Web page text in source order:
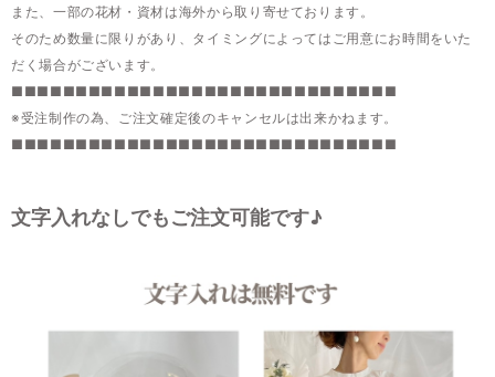
また、一部の花材・資材は海外から取り寄せております。
そのため数量に限りがあり、タイミングによってはご用意にお時間をいた
だく場合がございます。
■■■■■■■■■■■■■■■■■■■■■■■■■■■■■■
※受注制作の為、ご注文確定後のキャンセルは出来かねます。
■■■■■■■■■■■■■■■■■■■■■■■■■■■■■■
文字入れなしでもご注文可能です♪